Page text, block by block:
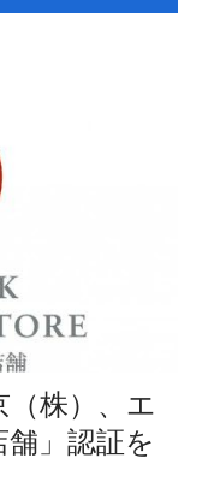
株）、エ
」認証を